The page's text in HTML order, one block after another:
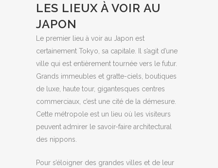
LES LIEUX À VOIR AU
JAPON
Le premier lieu à voir au Japon est
certainement Tokyo, sa capitale. Il s’agit d’une
ville qui est entièrement tournée vers le futur.
Grands immeubles et gratte-ciels, boutiques
de luxe, haute tour, gigantesques centres
commerciaux, c’est une cité de la démesure.
Cette métropole est un lieu où les visiteurs
peuvent admirer le savoir-faire architectural
des nippons.
Pour s’éloigner des grandes villes et de leur